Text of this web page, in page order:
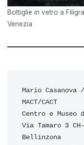
Bottiglie in vetro a
Venezia
Mario
MACT/CACT
Centro e Museo
Via Tamaro 3
Bellinzona